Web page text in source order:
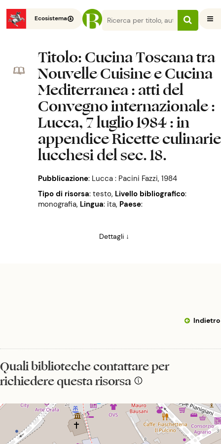
Ecosistema
Titolo: Cucina Toscana tra
Nouvelle Cuisine e Cucina
Mediterranea : atti del
Convegno internazionale :
Lucca, 7 luglio 1984 : in
appendice Ricette culinarie
lucchesi del sec. 18.
Pubblicazione: Lucca : Pacini Fazzi, 1984
Tipo di risorsa: testo, Livello bibliografico:
monografia, Lingua: ita, Paese:
Dettagli ↓
Indietro
Quali biblioteche contattare per
richiedere questa risorsa